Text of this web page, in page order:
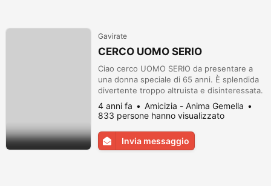
Gavirate
CERCO UOMO SERIO
Ciao cerco UOMO SERIO da presentare a
una donna speciale di 65 anni. È splendida
divertente troppo altruista e disinteressata.
È la migliore amica e la migliore compagna.
Se sei un UN UOMO SERIO e anche solo la
metà di buona persona che la mia amica;
per favore scrivimi e le facciamo una
sorpresa. (Lombardia). Spero non essere
4 anni fa
Amicizia - Anima Gemella
833 persone hanno visualizzato
Invia messaggio